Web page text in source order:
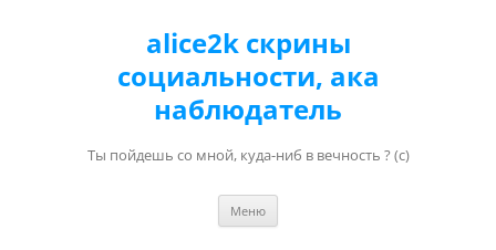
alice2k скрины
социальности, ака
наблюдатель
Ты пойдешь со мной, куда-ниб в вечность ? (с)
Меню